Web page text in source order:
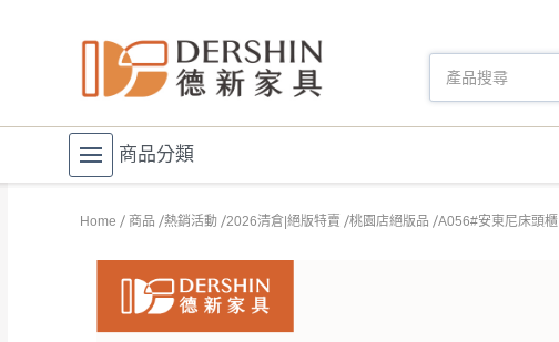
商品分類
Home 商品 熱銷活動 2026清倉|絕版特賣 桃園店絕版品 A056#安東尼床頭櫃